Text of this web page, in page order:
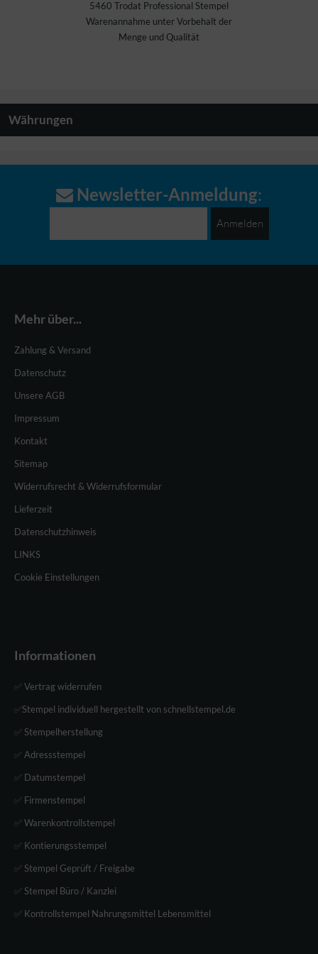
5460 Trodat Professional Stempel
Warenannahme unter Vorbehalt der
Menge und Qualität
Währungen
Newsletter-Anmeldung
Anmelden
Mehr über...
Zahlung & Versand
Datenschutz
Unsere AGB
Impressum
Kontakt
Sitemap
Widerrufsrecht & Widerrufsformular
Lieferzeit
Datenschutzhinweis
LINKS
Cookie Einstellungen
Informationen
✅ Vertrag widerrufen
✅Stempel individuell hergestellt von schnellstempel.de
✅ Stempelherstellung
✅ Adressstempel
✅ Datumstempel
✅ Firmenstempel
✅ Warenkontrollstempel
✅ Kontierungsstempel
✅ Stempel Geprüft / Freigabe
✅ Stempel Büro / Kanzlei
✅ Kontrollstempel Nahrungsmittel Lebensmittel